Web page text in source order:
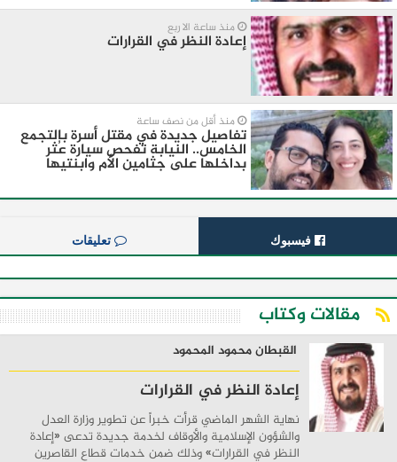
منذ ساعة الا ربع
إعادة النظر في القرارات
منذ أقل من نصف ساعة
تفاصيل جديدة في مقتل أسرة بالتجمع
الخامس.. النيابة تفحص سيارة عُثر
بداخلها على جثامين الأم وابنتيها
فيسبوك تعليقات
مقالات وكتاب
القبطان محمود المحمود
إعادة النظر في القرارات
نهاية الشهر الماضي قرأت خبراً عن تطوير وزارة العدل
والشؤون الإسلامية والأوقاف لخدمة جديدة تدعى «إعادة
النظر في القرارات» وذلك ضمن خدمات قطاع القاصرين